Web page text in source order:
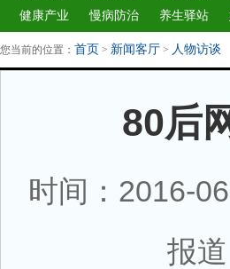
健康产业
慢病防治 养生驿站
您当前的位置： 首页 > 新闻客厅 > 人物访谈
80后
时间：2016-
报